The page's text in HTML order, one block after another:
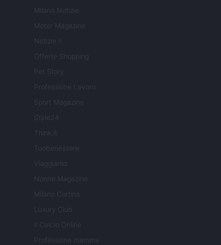
Milano Notizie
Motor Magazine
Notizie.it
Offerte Shopping
Pet Story
Professione Lavoro
Sport Magazine
Style24
Think.it
Tuobenessere
Viaggiamo
Nonne Magazine
Milano Cortina
Luxury Club
Il Calcio Online
Professione mamma